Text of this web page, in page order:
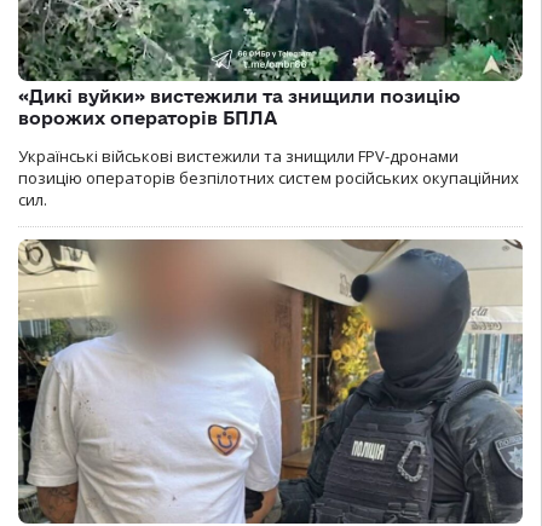
«Дикі вуйки» вистежили та знищили позицію
ворожих операторів БПЛА
Українські військові вистежили та знищили FPV-дронами
позицію операторів безпілотних систем російських окупаційних
сил.